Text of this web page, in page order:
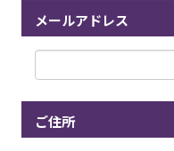
メールアドレス
ご住所